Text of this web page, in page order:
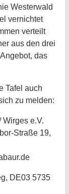
Westerwald
vernichtet
verteilt
aus den drei
das
Tafel auch
zu melden:
Wirges e.V.
Straße 19,
DE03 5735